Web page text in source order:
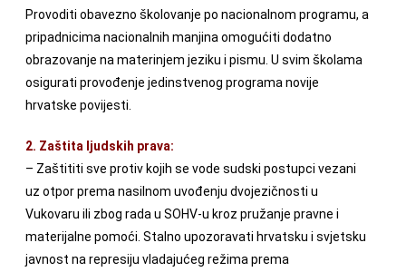
Provoditi obavezno školovanje po nacionalnom programu, a
pripadnicima nacionalnih manjina omogućiti dodatno
obrazovanje na materinjem jeziku i pismu. U svim školama
osigurati provođenje jedinstvenog programa novije
hrvatske povijesti.
2. Zaštita ljudskih prava:
– Zaštititi sve protiv kojih se vode sudski postupci vezani
uz otpor prema nasilnom uvođenju dvojezičnosti u
Vukovaru ili zbog rada u SOHV-u kroz pružanje pravne i
materijalne pomoći. Stalno upozoravati hrvatsku i svjetsku
javnost na represiju vladajućeg režima prema